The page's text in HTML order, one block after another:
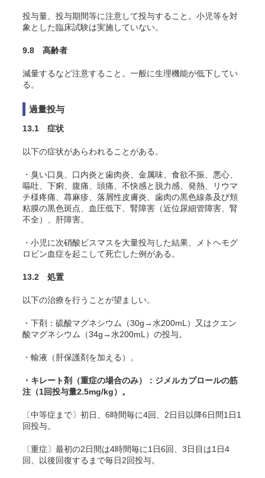
投与量、投与期間等に注意して投与すること。小児等を対
象とした臨床試験は実施していない。
9.8 高齢者
減量するなど注意すること。一般に生理機能が低下してい
る。
過量投与
13.1 症状
以下の症状があらわれることがある 。
・臭い口臭、口内炎と歯肉炎、金属味、食欲不振、悪心、
嘔吐、下痢、腹痛、頭痛、不快感と脱力感、発熱、リウマ
チ様疼痛、蕁麻疹、落屑性皮膚炎、歯肉の黒色線条及び頬
粘膜の黒色斑点、血圧低下、腎障害（近位尿細管障害、腎
不全）、肝障害。
・小児に次硝酸ビスマスを大量投与した結果、メトヘモグ
ロビン血症を起こして死亡した例がある。
13.2 処置
以下の治療を行うことが望ましい。
・下剤：硫酸マグネシウム（30g→水200mL）又はクエン
酸マグネシウム（34g→水200mL）の投与。
・輸液（肝保護剤を加える）。
・キレート剤（重症の場合のみ）：ジメルカプロールの筋
注（1回投与量2.5mg/kg）。
〔中等症まで〕初日、6時間毎に4回、2日目以降6日間1日1
回投与。
〔重症〕最初の2日間は4時間毎に1日6回、3日目は1日4
回、以後回復するまで毎日2回投与。